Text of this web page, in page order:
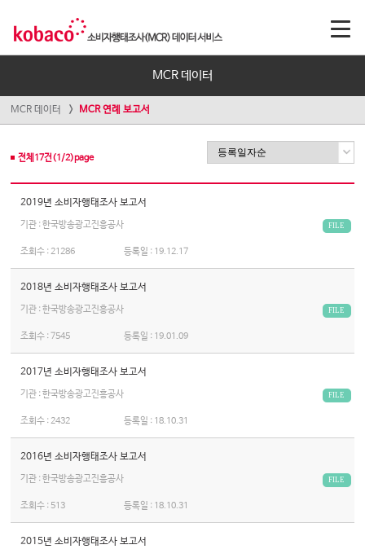
MCR 데이터
MCR 데이터 MCR 연례 보고서
전체 17건(1 /2)page
2019년 소비자행태조사 보고서
기관 : 한국방송광고진흥공사 FILE
조회수 :21286 등록일 : 19.12.17
2018년 소비자행태조사 보고서
기관 : 한국방송광고진흥공사 FILE
조회수 :7545 등록일 : 19.01.09
2017년 소비자행태조사 보고서
기관 : 한국방송광고진흥공사 FILE
조회수 :2432 등록일 : 18.10.31
2016년 소비자행태조사 보고서
기관 : 한국방송광고진흥공사 FILE
조회수 : 513 등록일 : 18.10.31
2015년 소비자행태조사 보고서